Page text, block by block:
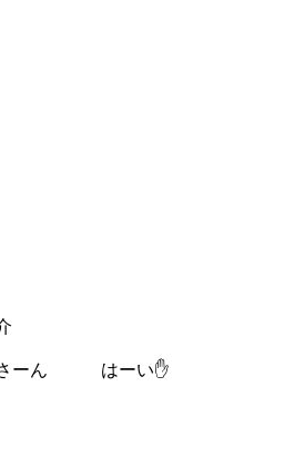
さーん はーい✋